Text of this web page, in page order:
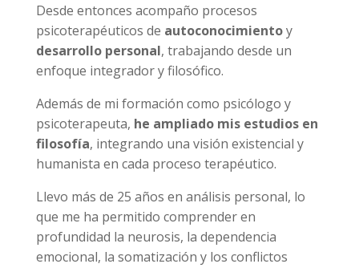
Desde entonces acompaño procesos
psicoterapéuticos de autoconocimientoy
desarrollo personal, trabajando desde un
enfoque integrador y filosófico.
Además de mi formación como psicólogo y
psicoterapeuta, he ampliado mis estudios en
filosofía, integrando una visión existencial y
humanista en cada proceso terapéutico.
Llevo más de 25 años en análisis personal, lo
que me ha permitido comprender en
profundidad la neurosis, la dependencia
emocional, la somatización y los conflictos